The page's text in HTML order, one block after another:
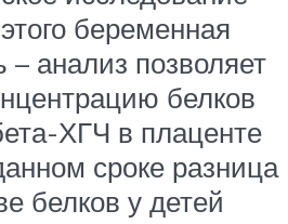
беременная
– анализ позволяет
белков
ХГЧ в плаценте
сроке разница
белков у детей